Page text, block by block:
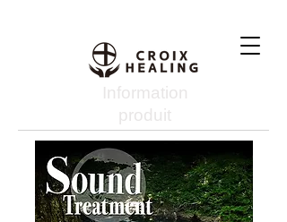
Information
produit